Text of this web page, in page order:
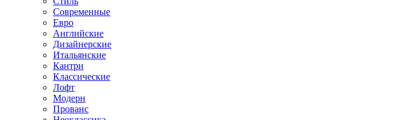
Современные
Евро
Английские
Дизайнерские
Итальянские
Кантри
Классические
Лофт
Модерн
Прованс